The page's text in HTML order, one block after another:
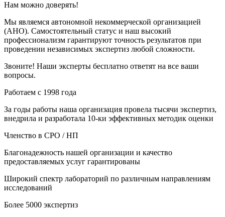
Нам можно доверять!
Мы являемся автономной некоммерческой организацией
(АНО). Самостоятельный статус и наш высокий
профессионализм гарантируют точность результатов при
проведении независимых экспертиз любой сложности.
Звоните! Наши эксперты бесплатно ответят на все ваши
вопросы.
Работаем с 1998 года
За годы работы наша организация провела тысячи экспертиз,
внедрила и разработала 10-ки эффективных методик оценки
Членство в СРО / НП
Благонадежность нашей организации и качество
предоставляемых услуг гарантированы
Широкий спектр лабораторий по различным направлениям
исследований
Более 5000 экспертиз